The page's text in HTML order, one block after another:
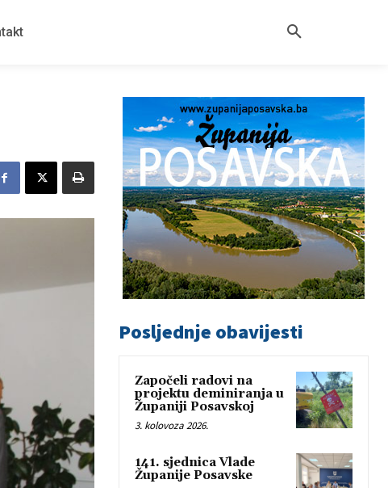
Posljednje obavijesti
Započeli radovi na
projektu deminiranja u
Županiji Posavskoj
3. kolovoza 2026.
141. sjednica Vlade
Županije Posavske